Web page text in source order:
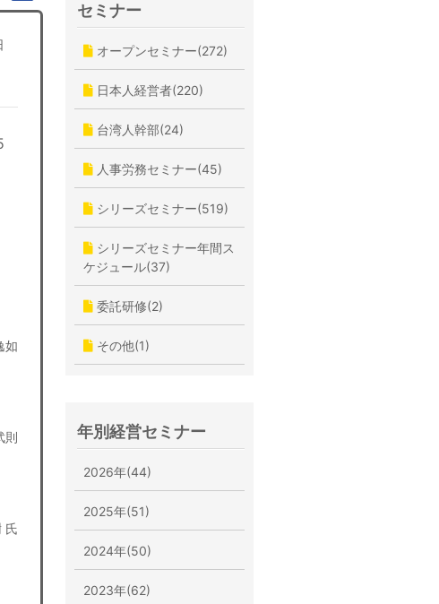
如
則
氏
セミナー
オープンセミナー(272)
日本人経営者(220)
台湾人幹部(24)
人事労務セミナー(45)
シリーズセミナー(519)
シリーズセミナー年間ス
ケジュール(37)
委託研修(2)
その他(1)
年別経営セミナー
2026年(44)
2025年(51)
2024年(50)
2023年(62)